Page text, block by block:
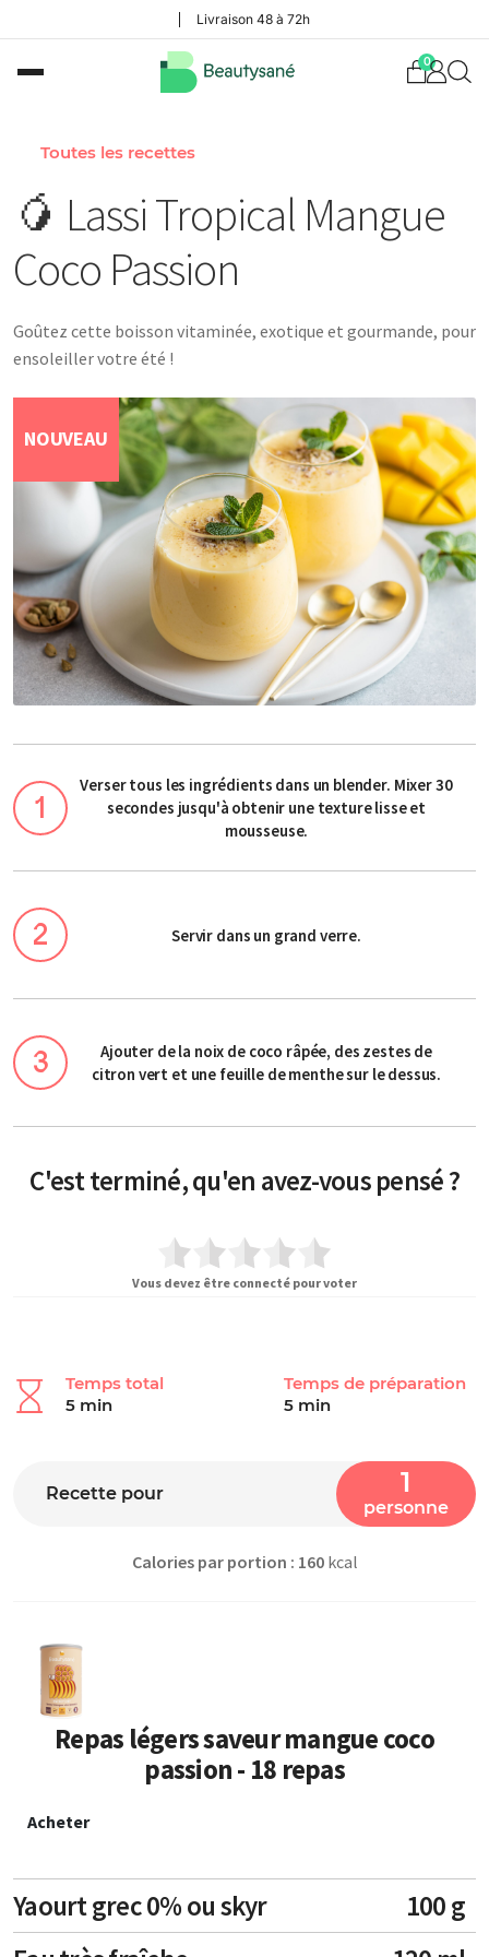
Livraison 48 à 72h
0
Toutes les recettes
🥭 Lassi Tropical Mangue
Coco Passion
Goûtez cette boisson vitaminée, exotique et gourmande, pour
ensoleiller votre été !
NOUVEAU
Verser tous les ingrédients dans un blender. Mixer 30
secondes jusqu'à obtenir une texture lisse et
mousseuse.
Servir dans un grand verre.
Ajouter de la noix de coco râpée, des zestes de
citron vert et une feuille de menthe sur le dessus.
C'est terminé, qu'en avez-vous pensé ?
Vous devez être connecté pour voter
Temps total
5 min
Temps de préparation
5 min
Recette pour 1
personne
Calories par portion : 160kcal
Repas légers saveur mangue coco
passion - 18 repas
Acheter
Yaourt grec 0% ou skyr
100 g